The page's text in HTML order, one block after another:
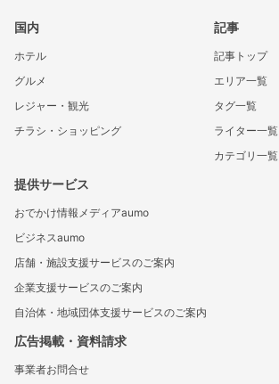
国内
ホテル
グルメ
レジャー・観光
チラシ・ショッピング
記事
記事トップ
エリア一覧
タグ一覧
ライター一覧
カテゴリ一覧
提供サービス
おでかけ情報メディアaumo
ビジネスaumo
店舗・施設支援サービスのご案内
企業支援サービスのご案内
自治体・地域団体支援サービスのご案内
広告掲載・資料請求
事業者お問合せ